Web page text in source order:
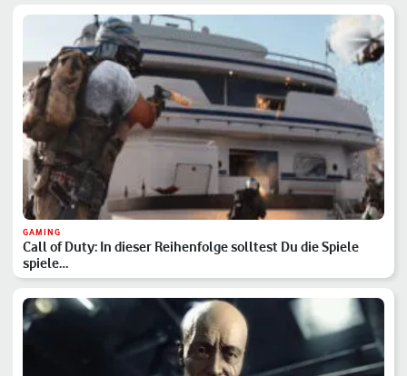
GAMING
Call of Duty: In dieser Reihenfolge solltest Du die Spiele
spiele…